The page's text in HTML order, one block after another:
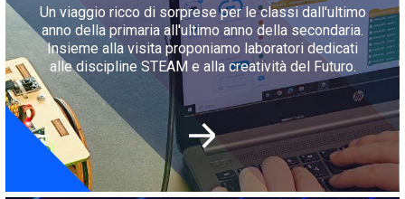
Un viaggio ricco di sorprese per le classi dall'ultimo
anno della primaria all'ultimo anno della secondaria.
Insieme alla visita proponiamo laboratori dedicati
alle discipline STEAM e alla creatività del Futuro.